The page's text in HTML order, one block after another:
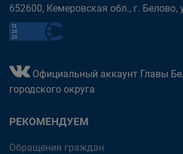
652600, Кемеровская обл., г. Белово,
Официальный аккаунт Главы
городского округа
РЕКОМЕНДУЕМ
Обращения граждан